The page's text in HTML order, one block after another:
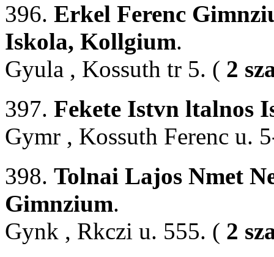
396. Erkel Ferenc
Iskola, Kollgium.
Gyula , Kossuth tr 5. ( 2
397. Fekete Istvn ltalnos
Gymr , Kossuth Ferenc u.
398. Tolnai Lajos Nmet
Gimnzium.
Gynk , Rkczi u. 555. ( 2